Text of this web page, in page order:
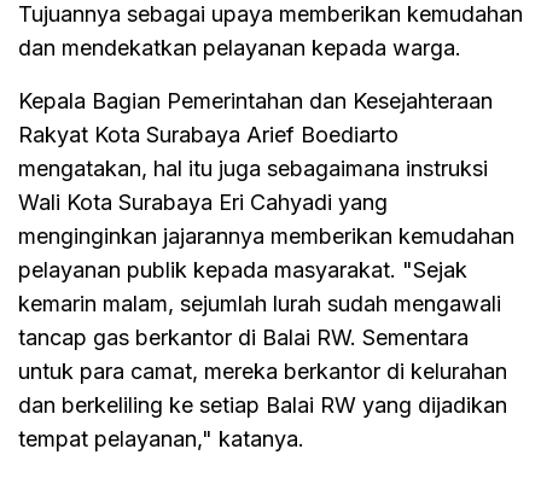
Tujuannya sebagai upaya memberikan kemudahan
dan mendekatkan pelayanan kepada warga.
Kepala Bagian Pemerintahan dan Kesejahteraan
Rakyat Kota Surabaya Arief Boediarto
mengatakan, hal itu juga sebagaimana instruksi
Wali Kota Surabaya Eri Cahyadi yang
menginginkan jajarannya memberikan kemudahan
pelayanan publik kepada masyarakat. "Sejak
kemarin malam, sejumlah lurah sudah mengawali
tancap gas berkantor di Balai RW. Sementara
untuk para camat, mereka berkantor di kelurahan
dan berkeliling ke setiap Balai RW yang dijadikan
tempat pelayanan," katanya.